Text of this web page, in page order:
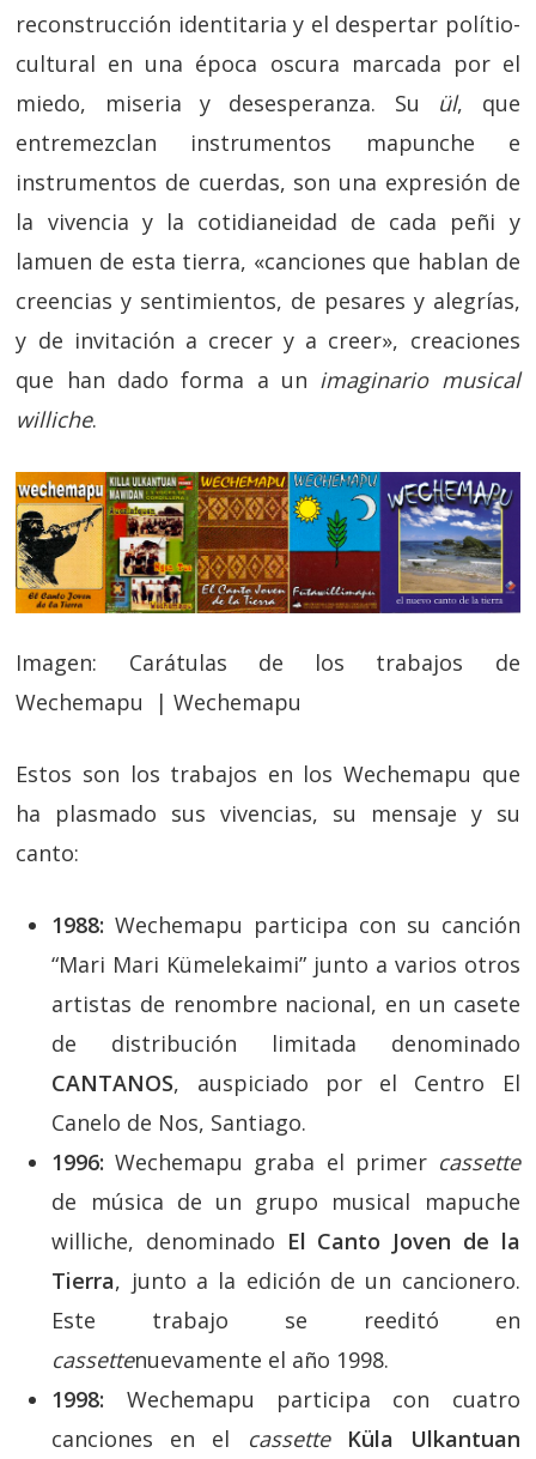
reconstrucción identitaria y el despertar polítio-
cultural en una época oscura marcada por el
miedo, miseria y desesperanza. Su ül, que
entremezclan instrumentos mapunche e
instrumentos de cuerdas, son una expresión de
la vivencia y la cotidianeidad de cada peñi y
lamuen de esta tierra, «canciones que hablan de
creencias y sentimientos, de pesares y alegrías,
y de invitación a crecer y a creer», creaciones
que han dado forma a un imaginario musical
williche.
Imagen: Carátulas de los trabajos de
Wechemapu | Wechemapu
Estos son los trabajos en los Wechemapu que
ha plasmado sus vivencias, su mensaje y su
canto:
1988: Wechemapu participa con su canción
“Mari Mari Kümelekaimi” junto a varios otros
artistas de renombre nacional, en un casete
de distribución limitada denominado
CANTANOS, auspiciado por el Centro El
Canelo de Nos, Santiago.
1996: Wechemapu graba el primer cassette
de música de un grupo musical mapuche
williche, denominado El Canto Joven de la
Tierra, junto a la edición de un cancionero.
Este trabajo se reeditó en
cassettenuevamente el año 1998.
1998: Wechemapu participa con cuatro
canciones en el
cassette Küla Ulkantuan